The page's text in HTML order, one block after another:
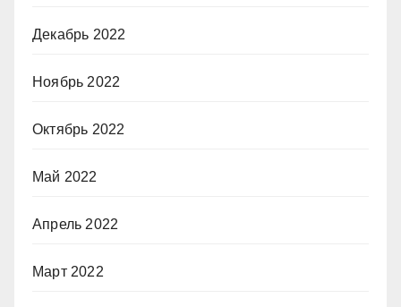
Декабрь 2022
Ноябрь 2022
Октябрь 2022
Май 2022
Апрель 2022
Март 2022